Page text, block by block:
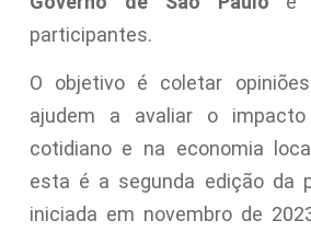
participantes.
O objetivo é coletar
ajudem a avaliar o
cotidiano e na economia
esta é a segunda edição da
iniciada em novembro de